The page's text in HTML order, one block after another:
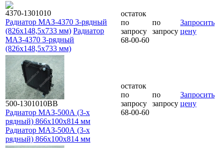
4370-1301010
Радиатор МАЗ-4370 3-рядный
(826х148,5х733 мм) Радиатор
МАЗ-4370 3-рядный
(826х148,5х733 мм)
остаток
по
запросу
68-00-60
по
запросу
Запросить
цену
500-1301010ВВ
Радиатор МАЗ-500А (3-х
рядный) 866х100х814 мм
Радиатор МАЗ-500А (3-х
рядный) 866х100х814 мм
остаток
по
запросу
68-00-60
по
запросу
Запросить
цену